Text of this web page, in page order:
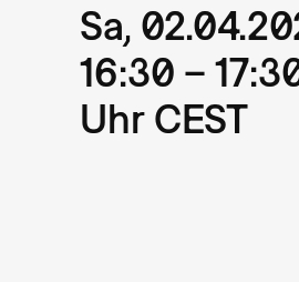
Sa,
16:30 –
Uhr CEST